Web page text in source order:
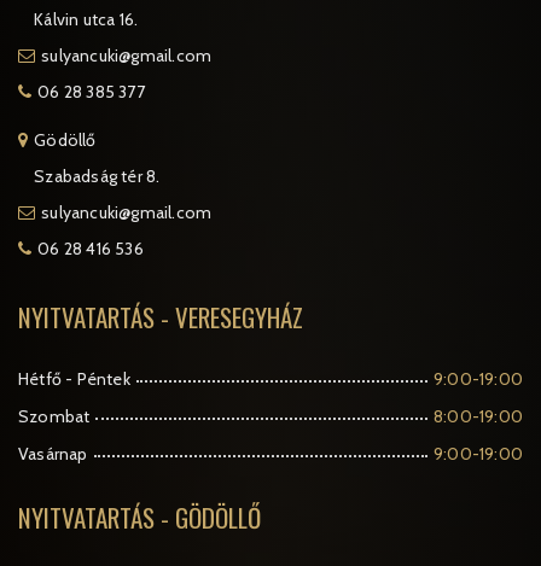
Kálvin utca 16.
sulyancuki@gmail.com
06 28 385 377
Gödöllő
Szabadság tér 8.
sulyancuki@gmail.com
06 28 416 536
NYITVATARTÁS - VERESEGYHÁZ
Hétfő - Péntek
9:00-19:00
Szombat
8:00-19:00
Vasárnap
9:00-19:00
NYITVATARTÁS - GÖDÖLLŐ